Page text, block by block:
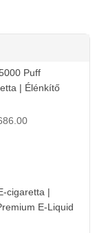
Puff
| Élénkítő
cigaretta |
E-Liquid